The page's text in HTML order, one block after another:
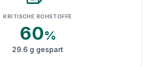
KRITISCHE ROHSTOFFE
60%
29.6 g gespart